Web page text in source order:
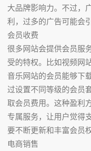
大品牌影响力。不过，
利，过多的广告可能会
会员收费
很多网站会提供会员服
受的特权。比如视频网
音乐网站的会员能够下
过设置不同等级的会员
取会员费用。这种盈利
专属服务，让用户觉得
要不断更新和丰富会员
电商销售